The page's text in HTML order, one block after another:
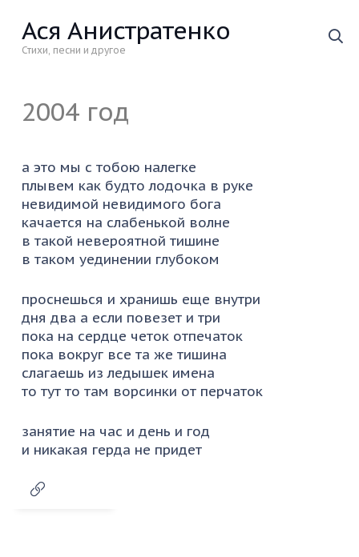
Ася Анистратенко
Стихи, песни и другое
2004
а это мы с тобою налегке
плывем как будто лодочка в руке
невидимой невидимого бога
качается на слабенькой волне
в такой невероятной тишине
в таком уединении глубоком
проснешься и хранишь еще внутри
дня два а если повезет и три
пока на сердце четок отпечаток
пока вокруг все та же тишина
слагаешь из ледышек имена
то тут то там ворсинки от перчаток
занятие на час и день и год
и никакая герда не придет